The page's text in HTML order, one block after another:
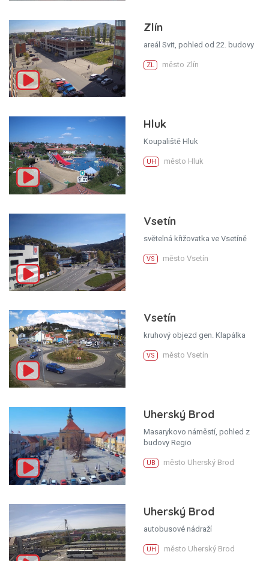
Zlín
areál Svit, pohled od 22. budovy
ZL město Zlín
Hluk
Koupaliště Hluk
UH město Hluk
Vsetín
světelná křižovatka ve Vsetíně
VS město Vsetín
Vsetín
kruhový objezd gen. Klapálka
VS město Vsetín
Uherský Brod
Masarykovo náměstí, pohled z
budovy Regio
UB město Uherský Brod
Uherský Brod
autobusové nádraží
UH město Uherský Brod